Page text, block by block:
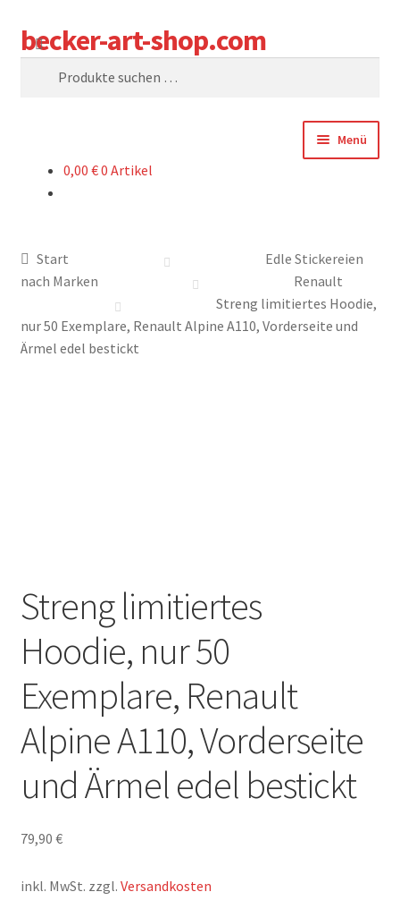
Zur
Navigation
springen
Zum
Inhalt
springen
becker-art-shop.com
Suchen
Menü
KASSE
SAG UNS WAS
0,00 €0 Artikel
Start
Edle Stickereien
nach Marken
Renault
Streng limitiertes Hoodie,
nur 50 Exemplare, Renault Alpine A110, Vorderseite und
Ärmel edel bestickt
Streng limitiertes
Hoodie, nur 50
Exemplare, Renault
Alpine A110, Vorderseite
und Ärmel edel bestickt
79,90 €
inkl. MwSt. zzgl. Versandkosten